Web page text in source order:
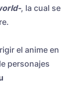
, la cual se
el anime en
personajes